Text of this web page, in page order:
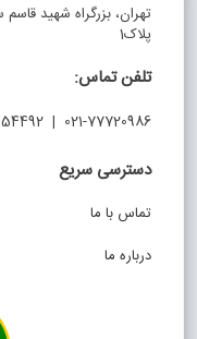
تهران، بزرگراه شهید
پلاک1
تلفن تماس:
021-77720986 | 021-22454492
دسترسی سریع
تماس با ما
درباره ما